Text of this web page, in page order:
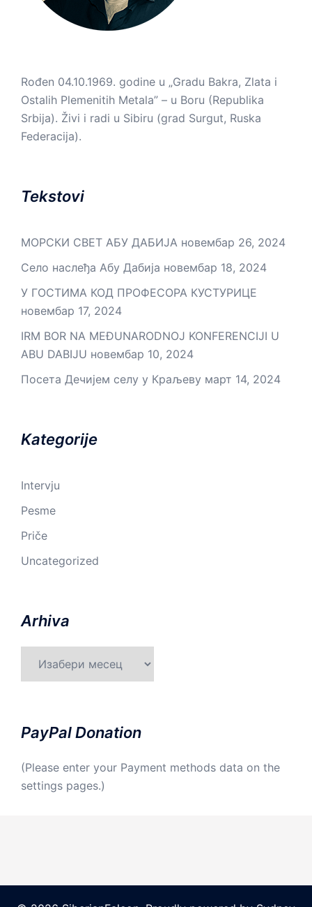
Rođen 04.10.1969. godine u „Gradu Bakra, Zlata i
Ostalih Plemenitih Metala” – u Boru (Republika
Srbija). Živi i radi u Sibiru (grad Surgut, Ruska
Federacija).
Tekstovi
МОРСКИ СВЕТ АБУ ДАБИЈА новембар 26, 2024
Село наслеђа Абу Дабија новембар 18, 2024
У ГОСТИМА КОД ПРОФЕСОРА КУСТУРИЦЕ
новембар 17, 2024
IRM BOR NA MEĐUNARODNOJ KONFERENCIJI U
ABU DABIJU новембар 10, 2024
Посета Дечијем селу у Краљеву март 14, 2024
Kategorije
Intervju
Pesme
Priče
Uncategorized
Arhiva
PayPal Donation
(Please enter your Payment methods data on the
settings pages.)